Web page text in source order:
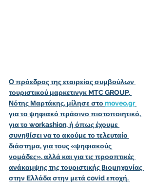
Ο πρόεδρος της εταιρείας συμβούλων
τουριστικού μαρκετινγκ MTC GROUP,
Νότης Μαρτάκης, μίλησε στο moveo.gr
για το ψηφιακό πράσινο πιστοποιητικό,
για το workashion, ή όπως έχουμε
συνηθίσει να το ακούμε το τελευταίο
διάστημα, για τους «ψηφιακούς
νομάδες», αλλά και για τις προοπτικές
ανάκαμψης της τουριστικής βιομηχανίας
στην Ελλάδα στην μετά covid εποχή.